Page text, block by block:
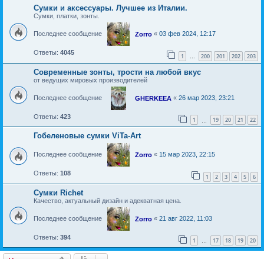
Сумки и аксессуары. Лучшее из Италии.
Сумки, платки, зонты.
Последнее сообщение Zorro « 03 фев 2024, 12:17
Ответы: 4045 1 … 200 201 202 203
Современные зонты, трости на любой вкус
от ведущих мировых производителей
Последнее сообщение GHERKEEA « 26 мар 2023, 23:21
Ответы: 423 1 19 20 21 22
Гобеленовые сумки ViTa-Art
Последнее сообщение Zorro « 15 мар 2023, 22:15
Ответы: 108 1 2 3 4 5 6
Сумки Richet
Качество, актуальный дизайн и адекватная цена.
Последнее сообщение Zorro « 21 авг 2022, 11:03
Ответы: 394 1 17 18 19 20